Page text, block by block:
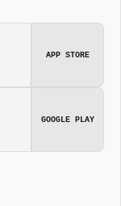
APP STORE
GOOGLE PLAY